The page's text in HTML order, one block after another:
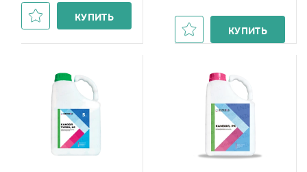
КУПИТЬ
КУПИТЬ